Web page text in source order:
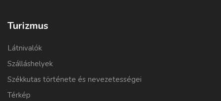
Turizmus
Látnivalók
Szálláshelyek
Székkutas története és nevezetességei
Térkép